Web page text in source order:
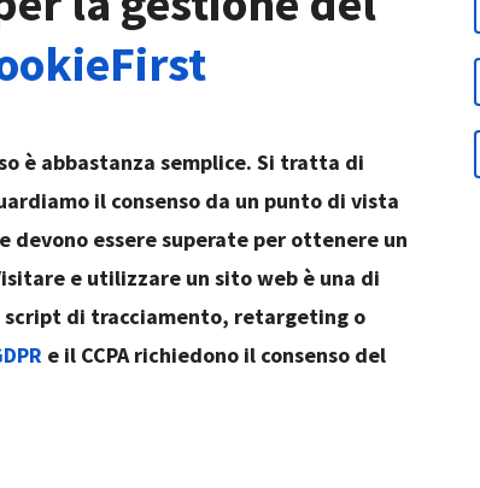
è abbastanza semplice. Si tratta di
il consenso da un punto di vista
devono essere superate per ottenere un
e utilizzare un sito web è una di
di tracciamento, retargeting o
e il CCPA richiedono il consenso del